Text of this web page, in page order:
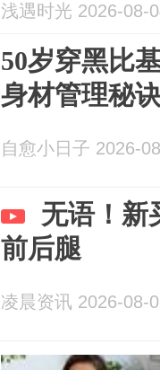
浅遇时光 2026-08-
50岁穿黑比
身材管理秘
自愈小日子 2026-
无语！新
前后腿
凌晨资讯 2026-08-